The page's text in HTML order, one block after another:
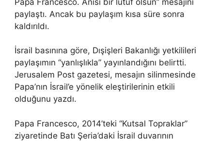
paylaştı. Ancak bu paylaşım kısa süre sonra
kaldırıldı.
İsrail basınına göre, Dışişleri Bakanlığı yetkilileri
paylaşımın “yanlışlıkla” yayınlandığını belirtti.
Jerusalem Post gazetesi, mesajın silinmesinde
Papa’nın İsrail’e yönelik eleştirilerinin etkili
olduğunu yazdı.
Papa Francesco, 2014’teki “Kutsal Topraklar”
ziyaretinde Batı Şeria’daki İsrail duvarının